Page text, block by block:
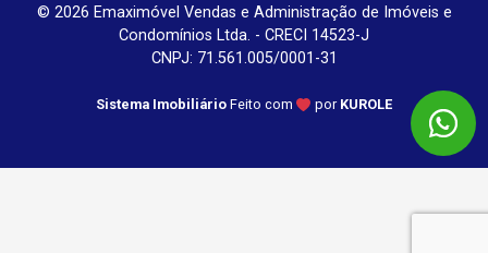
© 2026 Emaximóvel Vendas e Administração de Imóveis e
Condomínios Ltda. - CRECI 14523-J
CNPJ: 71.561.005/0001-31
Sistema Imobiliário Feito com por KUROLE